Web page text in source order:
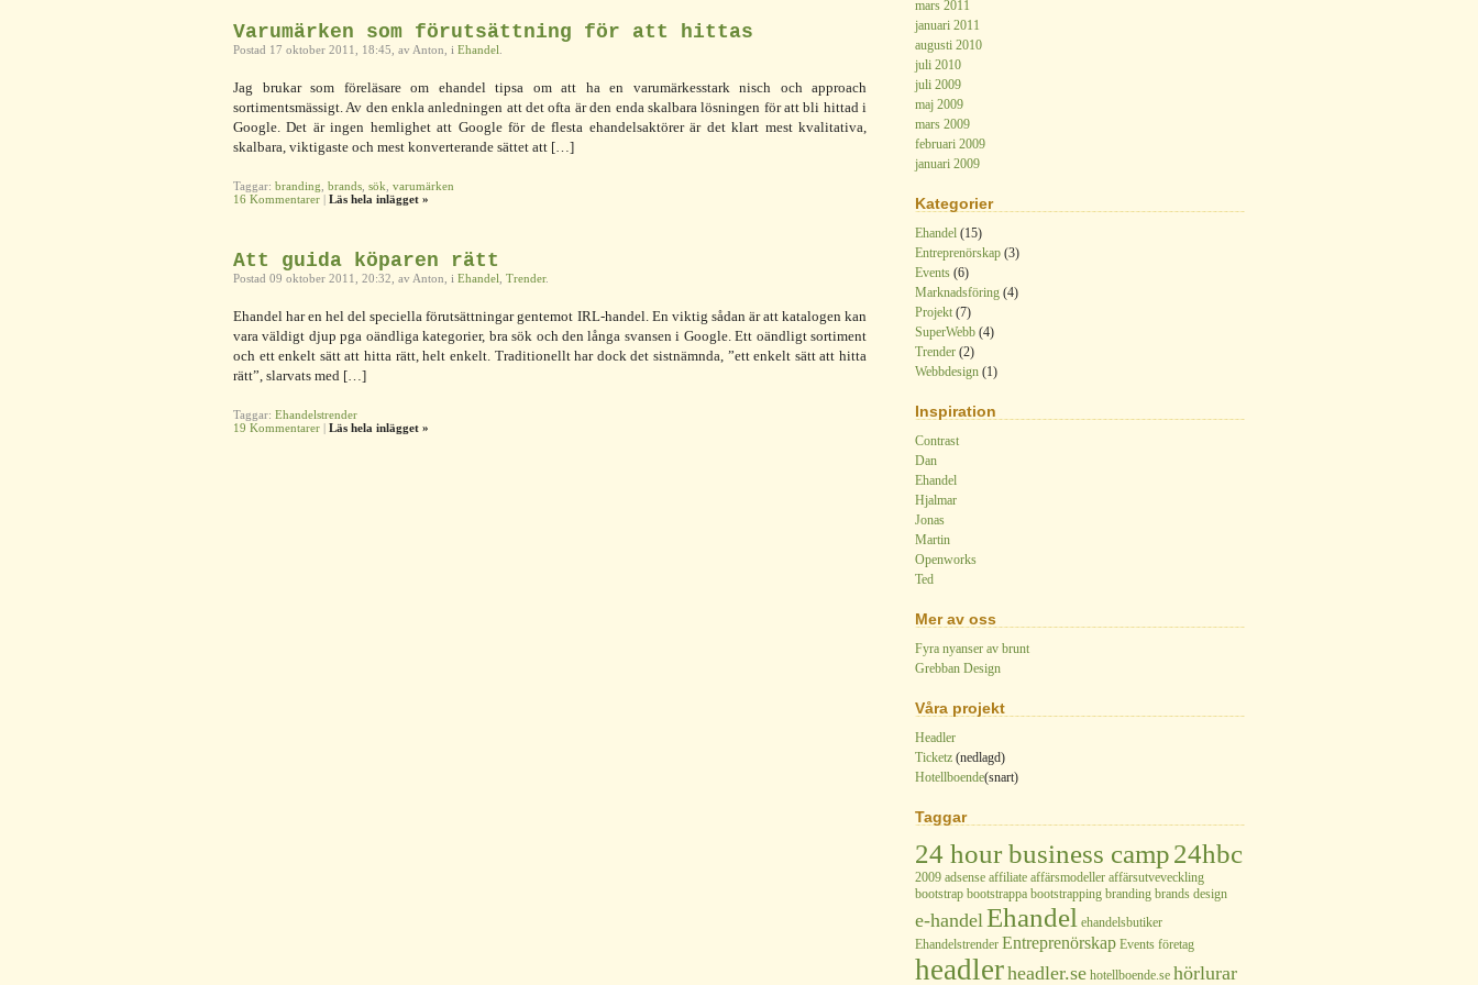
Varumärken som förutsättning för att hittas
Postad 17 oktober 2011, 18:45, av Anton, i Ehandel
Jag brukar som föreläsare om ehandel tipsa om att ha en varumärkesstark nisch och approach
sortimentsmässigt. Av den enkla anledningen att det ofta är den enda skalbara lösningen för att bli hittad i
Google. Det är ingen hemlighet att Google för de flesta ehandelsaktörer är det klart mest kvalitativa,
skalbara, viktigaste och mest konverterande sättet att […]
Taggar: branding brands sök varumärken
16 Kommentarer | Läs hela inlägget »
Att guida köparen rätt
Postad 09 oktober 2011, 20:32, av Anton, i Ehandel Trender.
Ehandel har en hel del speciella förutsättningar gentemot IRL-handel. En viktig sådan är att katalogen kan
vara väldigt djup pga oändliga kategorier, bra sök och den långa svansen i Google. Ett oändligt sortiment
och ett enkelt sätt att hitta rätt, helt enkelt. Traditionellt har dock det sistnämnda, ”ett enkelt sätt att hitta
rätt”, slarvats med […]
Taggar: Ehandelstrender
19 Kommentarer | Läs hela inlägget »
mars 2011
januari 2011
augusti 2010
juli 2010
juli 2009
maj 2009
mars 2009
februari 2009
januari 2009
Kategorier
Ehandel (15)
Entreprenörskap (3)
Events (6)
Marknadsföring (4)
Projekt (7)
SuperWebb (4)
Trender (2)
Webbdesign (1)
Inspiration
Contrast
Dan
Ehandel
Hjalmar
Jonas
Martin
Openworks
Ted
Mer av oss
Fyra nyanser av brunt
Grebban Design
Våra projekt
Headler
Ticketz (nedlagd)
Hotellboende(snart)
Taggar
24 hour business camp24hbc
2009 adsense affiliate affärsmodeller affärsutveveckling
bootstrap bootstrappa bootstrapping branding brands design
e-handel Ehandel ehandelsbutiker
Ehandelstrender Entreprenörskap Events företag
headlerheadler.se hotellboende.se hörlurar